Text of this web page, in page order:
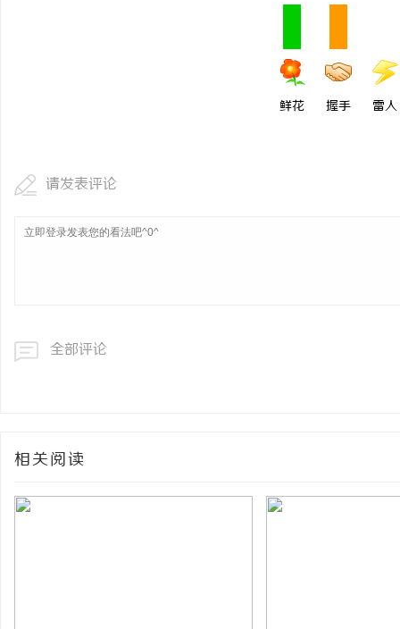
鲜花 握手 雷人
请发表评论
全部评论
相关阅读